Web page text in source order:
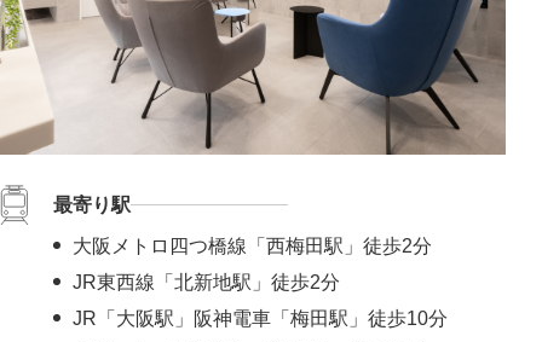
最寄り駅
大阪メトロ四つ橋線「西梅田駅」徒歩2分
JR東西線「北新地駅」徒歩2分
JR「大阪駅」阪神電車「梅田駅」徒歩10分